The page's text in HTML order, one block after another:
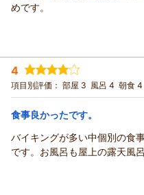
めです。
投稿者： トシローさん(男性/70代)
宿泊プラン： 【別館】ビジネス素
面なし・屋外の急な坂道移動あり
宿泊価格帯： 5,001～6,000円(大
4
項目別評価： 部屋 3 風呂 4 朝食 4
食事良かったです。
バイキングが多い中個別の食
です。お風呂も屋上の露天風